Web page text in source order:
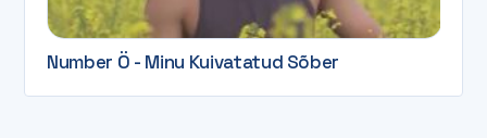
Number Ö - Minu Kuivatatud Sõber